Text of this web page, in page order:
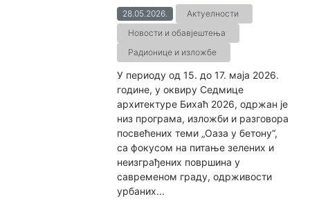
28.05.2026.
Актуелности
Новости и обавјештења
Радионице и изложбе
У периоду од 15. до 17. маја 2026.
године, у оквиру Седмицe
архитектуре Бихаћ 2026, одржан је
низ програма, изложби и разговора
посвећених теми „Оаза у бетону“,
са фокусом на питање зелених и
неизграђених површина у
савременом граду, одрживости
урбаних...